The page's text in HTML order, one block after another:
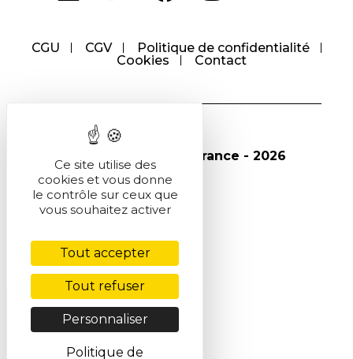
CGU CGV
Politique de confidentialité
Cookies
Contact
© Société Chimique de France - 2026
Ce site utilise des
cookies et vous donne
le contrôle sur ceux que
vous souhaitez activer
Tout accepter
Tout refuser
Personnaliser
Politique de